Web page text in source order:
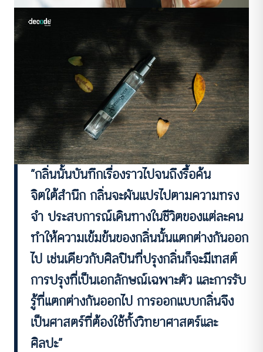
“กลิ่นนั้นบันทึกเรื่องราวไปจนถึงรื้อค้น
จิตใต้สำนึก กลิ่นจะผันแปรไปตามความทรง
จำ ประสบการณ์เดินทางในชีวิตของแต่ละคน
ทำให้ความเข้มข้นของกลิ่นนั้นแตกต่างกันออก
ไป เช่นเดียวกับศิลปินที่ปรุงกลิ่นก็จะมีเทสต์
การปรุงที่เป็นเอกลักษณ์เฉพาะตัว และการรับ
รู้ที่แตกต่างกันออกไป การออกแบบกลิ่นจึง
เป็นศาสตร์ที่ต้องใช้ทั้งวิทยาศาสตร์และ
ศิลปะ”